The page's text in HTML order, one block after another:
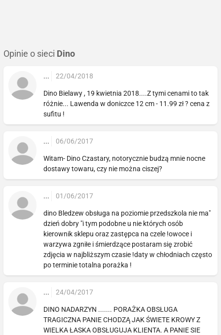
Opinie o sieci Dino
... 22/04/2018
Dino Bielawy , 19 kwietnia 2018....Z tymi cenami to tak
różnie... Lawenda w doniczce 12 cm - 11.99 zł ? cena z
sufitu !
... 06/06/2017
Witam- Dino Czastary, notorycznie budzą mnie nocne
dostawy towaru, czy nie można ciszej?
... 01/06/2017
dino Bledzew obsługa na poziomie przedszkola nie ma"
dzień dobry "i tym podobne u nie których osób
kierownik sklepu oraz zastępca na czele !owoce i
warzywa zgniłe i śmierdzące postaram się zrobić
zdjęcia w najbliższym czasie !daty w chłodniach często
po terminie totalna porażka !
... 24/04/2017
DINO NADARZYN ....... PORAŻKA OBSŁUGA
TRAGICZNA PANIE CHODZĄ JAK ŚWIETE KROWY Z
WIELKA ŁASKA OBSŁUGUJA KLIENTA. A PANIE SIE